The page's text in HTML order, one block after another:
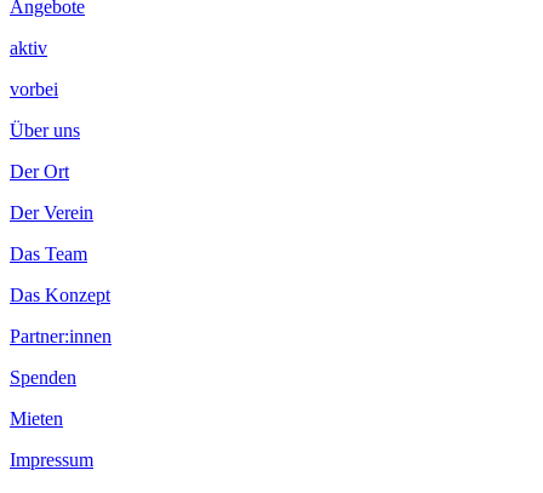
Angebote
aktiv
vorbei
Über uns
Der Ort
Der Verein
Das Team
Das Konzept
Partner:innen
Spenden
Mieten
Impressum